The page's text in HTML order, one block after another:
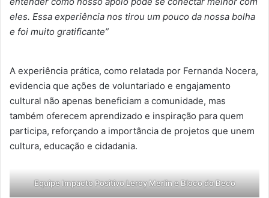
eles. Essa experiência nos tirou um pouco da nossa bolha
e foi muito gratificante”
A experiência prática, como relatada por Fernanda Nocera,
evidencia que ações de voluntariado e engajamento
cultural não apenas beneficiam a comunidade, mas
também oferecem aprendizado e inspiração para quem
participa, reforçando a importância de projetos que unem
cultura, educação e cidadania.
Equipe Impacto Positivo Leroy Merlin e Bloco do Beco